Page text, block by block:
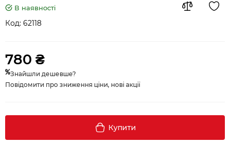
В наявності
Код: 62118
780 ₴
Знайшли дешевше?
Повідомити про зниження ціни, нові акції
Купити